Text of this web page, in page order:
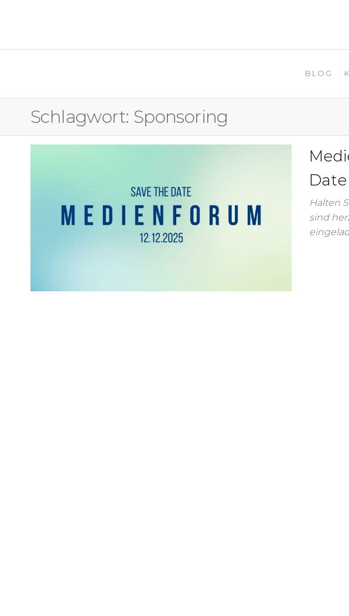
OSTFALIA MEDIENFORUM 2025
BLOG
Schlagwort: Sponsoring
Date
Halten
sind